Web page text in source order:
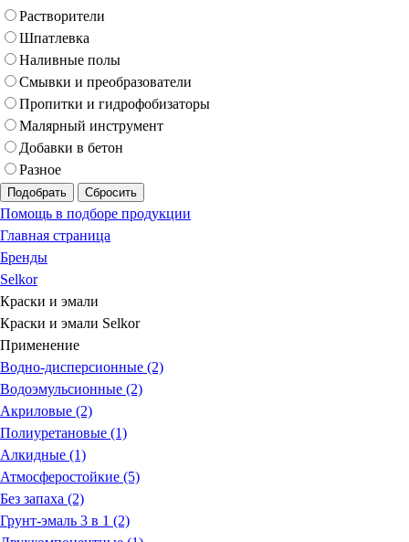
Растворители
Шпатлевка
Наливные полы
Смывки и преобразователи
Пропитки и гидрофобизаторы
Малярный инструмент
Добавки в бетон
Разное
Подобрать Сбросить
Помощь в подборе продукции
Главная страница
Бренды
Selkor
Краски и эмали
Краски и эмали Selkor
Применение
Водно-дисперсионные (2)
Водоэмульсионные (2)
Акриловые (2)
Полиуретановые (1)
Алкидные (1)
Атмосферостойкие (5)
Без запаха (2)
Грунт-эмаль 3 в 1 (2)